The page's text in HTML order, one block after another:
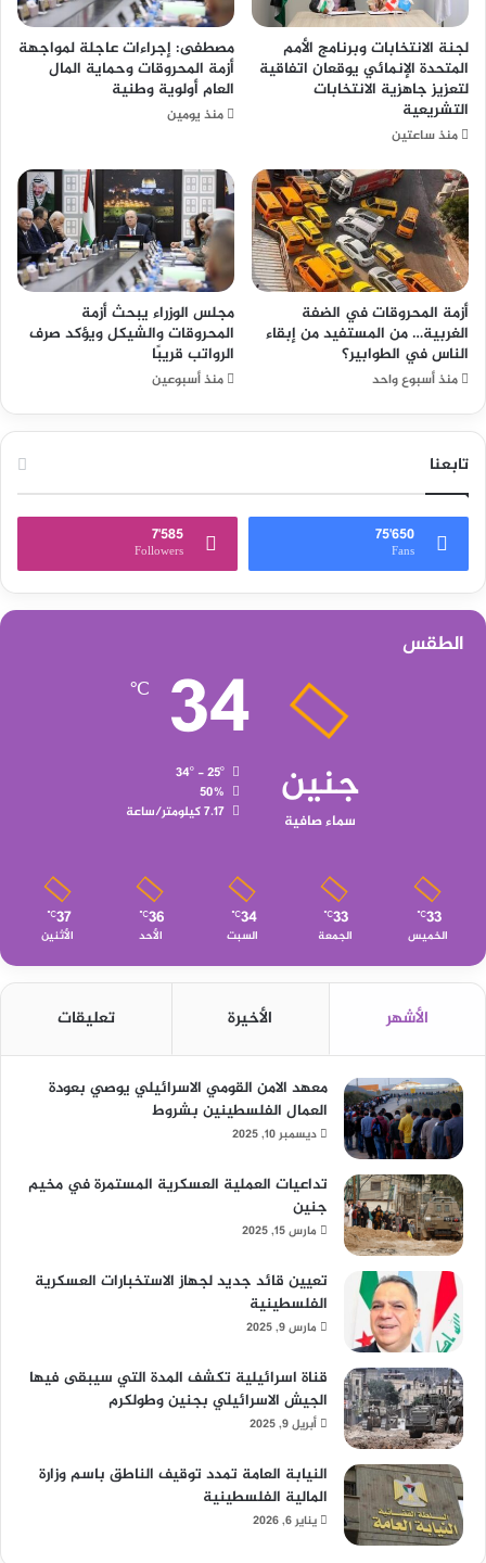
لجنة الانتخابات وبرنامج الأمم
المتحدة الإنمائي يوقعان اتفاقية
لتعزيز جاهزية الانتخابات
التشريعية
منذ ساعتين
مصطفى: إجراءات عاجلة لمواجهة
أزمة المحروقات وحماية المال
العام أولوية وطنية
منذ يومين
أزمة المحروقات في الضفة
الغربية… من المستفيد من إبقاء
الناس في الطوابير؟
منذ أسبوع واحد
مجلس الوزراء يبحث أزمة
المحروقات والشيكل ويؤكد صرف
الرواتب قريبًا
منذ أسبوعين
تابعنا
75٬650
Fans
7٬585
Followers
الطقس
جنين
سماء صافية
34
℃
34º - 25º
50%
7.17 كيلومتر/ساعة
33
℃
الخميس
33
℃
الجمعة
34
℃
السبت
36
℃
الأحد
37
℃
الأثنين
الأشهر الأخيرة تعليقات
معهد الامن القومي الاسرائيلي يوصي بعودة
العمال الفلسطينين بشروط
ديسمبر 10, 2025
تداعيات العملية العسكرية المستمرة في مخيم
جنين
مارس 15, 2025
تعيين قائد جديد لجهاز الاستخبارات العسكرية
الفلسطينية
مارس 9, 2025
قناة اسرائيلية تكشف المدة التي سيبقى فيها
الجيش الاسرائيلي بجنين وطولكرم
أبريل 9, 2025
النيابة العامة تمدد توقيف الناطق باسم وزارة
المالية الفلسطينية
يناير 6, 2026